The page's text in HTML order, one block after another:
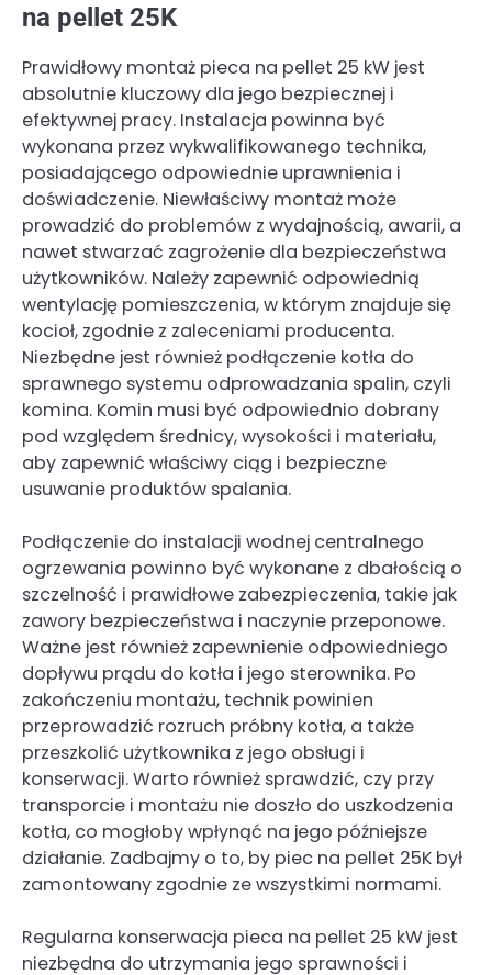
na pellet 25K
Prawidłowy montaż pieca na pellet 25 kW jest
absolutnie kluczowy dla jego bezpiecznej i
efektywnej pracy. Instalacja powinna być
wykonana przez wykwalifikowanego technika,
posiadającego odpowiednie uprawnienia i
doświadczenie. Niewłaściwy montaż może
prowadzić do problemów z wydajnością, awarii, a
nawet stwarzać zagrożenie dla bezpieczeństwa
użytkowników. Należy zapewnić odpowiednią
wentylację pomieszczenia, w którym znajduje się
kocioł, zgodnie z zaleceniami producenta.
Niezbędne jest również podłączenie kotła do
sprawnego systemu odprowadzania spalin, czyli
komina. Komin musi być odpowiednio dobrany
pod względem średnicy, wysokości i materiału,
aby zapewnić właściwy ciąg i bezpieczne
usuwanie produktów spalania.
Podłączenie do instalacji wodnej centralnego
ogrzewania powinno być wykonane z dbałością o
szczelność i prawidłowe zabezpieczenia, takie jak
zawory bezpieczeństwa i naczynie przeponowe.
Ważne jest również zapewnienie odpowiedniego
dopływu prądu do kotła i jego sterownika. Po
zakończeniu montażu, technik powinien
przeprowadzić rozruch próbny kotła, a także
przeszkolić użytkownika z jego obsługi i
konserwacji. Warto również sprawdzić, czy przy
transporcie i montażu nie doszło do uszkodzenia
kotła, co mogłoby wpłynąć na jego późniejsze
działanie. Zadbajmy o to, by piec na pellet 25K był
zamontowany zgodnie ze wszystkimi normami.
Regularna konserwacja pieca na pellet 25 kW jest
niezbędna do utrzymania jego sprawności i